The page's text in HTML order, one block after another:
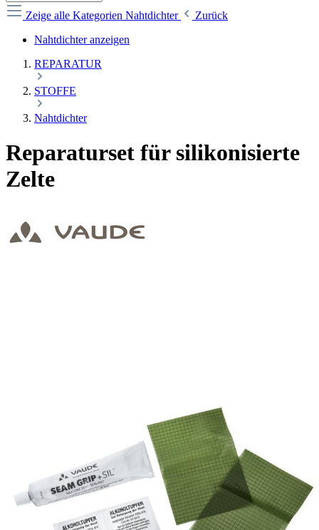
Zeige alle Kategorien Nahtdichter
Zurück
Nahtdichter anzeigen
REPARATUR
STOFFE
Nahtdichter
Reparaturset für silikonisierte
Zelte